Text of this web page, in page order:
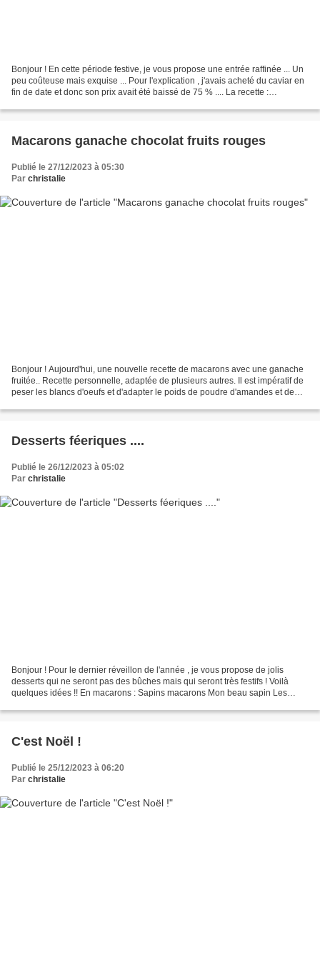
Bonjour ! En cette période festive, je vous propose une entrée raffinée ... Un
peu coûteuse mais exquise ... Pour l'explication , j'avais acheté du caviar en
fin de date et donc son prix avait été baissé de 75 % .... La recette :
Macarons ganache chocolat fruits rouges
Publié le 27/12/2023 à 05:30
Par christalie
Bonjour ! Aujourd'hui, une nouvelle recette de macarons avec une ganache
fruitée.. Recette personnelle, adaptée de plusieurs autres. Il est impératif de
peser les blancs d'oeufs et d'adapter le poids de poudre d'amandes et de
Desserts féeriques ....
Publié le 26/12/2023 à 05:02
Par christalie
Bonjour ! Pour le dernier réveillon de l'année , je vous propose de jolis
desserts qui ne seront pas des bûches mais qui seront très festifs ! Voilà
quelques idées !! En macarons : Sapins macarons Mon beau sapin Les
C'est Noël !
Publié le 25/12/2023 à 06:20
Par christalie